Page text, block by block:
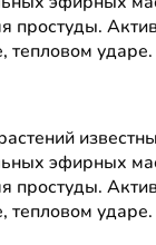
простуды.
тепловом
эфирных
простуды.
тепловом